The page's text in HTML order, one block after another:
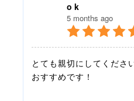
o k
5 months ago
とても親切にしてくださ
おすすめです！